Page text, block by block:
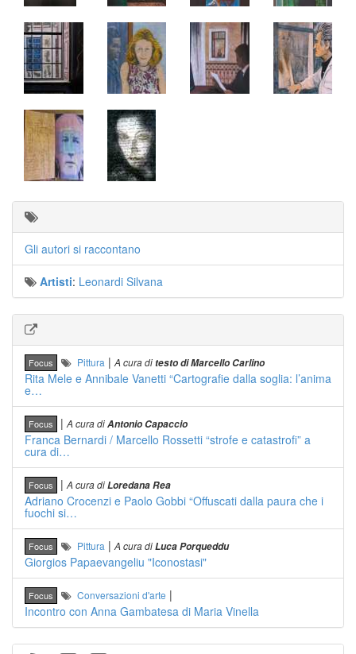
Gli autori si raccontano
Artisti: Leonardi Silvana
Focus Pittura |A cura ditesto di Marcello Carlino
Rita Mele e Annibale Vanetti “Cartografie dalla soglia: l’anima
e…
Focus |A cura diAntonio Capaccio
Franca Bernardi / Marcello Rossetti “strofe e catastrofi” a
cura di…
Focus |A cura diLoredana Rea
Adriano Crocenzi e Paolo Gobbi “Offuscati dalla paura che i
fuochi si…
Focus Pittura |A cura diLuca Porqueddu
Giorgios Papaevangeliu "Iconostasi"
Focus Conversazioni d'arte |
Incontro con Anna Gambatesa di Maria Vinella